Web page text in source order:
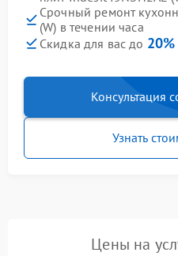
Срочный ремонт
(W) в течении часа
Скидка для вас до 20%
Консультация
Узнать
Цены на